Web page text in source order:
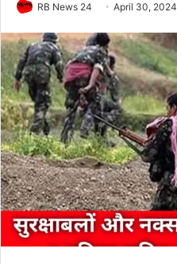
RB News 24 April 30, 2024